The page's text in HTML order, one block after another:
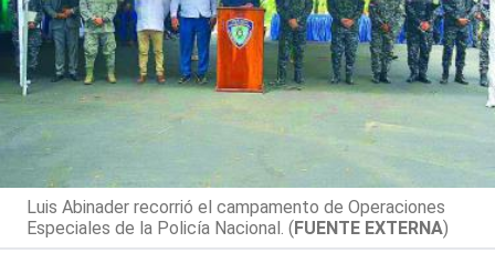
Luis Abinader recorrió el campamento de Operaciones
Especiales de la Policía Nacional. (FUENTE EXTERNA)